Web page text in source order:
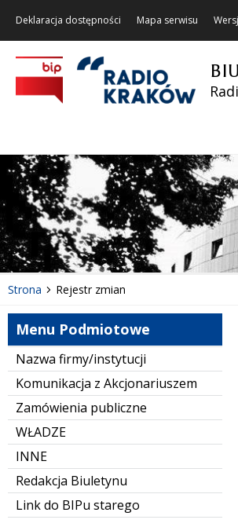
Deklaracja dostępności Mapa serwisu
Strona Rejestr zmian
Menu Podmiotowe
Nazwa firmy/instytucji
Komunikacja z Akcjonariuszem
Zamówienia publiczne
WŁADZE
INNE
Redakcja Biuletynu
Link do BIPu starego